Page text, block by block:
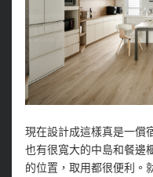
現在設計成這樣真是一償
也有很寬大的中島和餐邊
的位置，取用都很便利。